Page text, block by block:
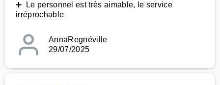
➕ Le personnel est très aimable, le service
irréprochable
AnnaRegnéville
29/07/2025